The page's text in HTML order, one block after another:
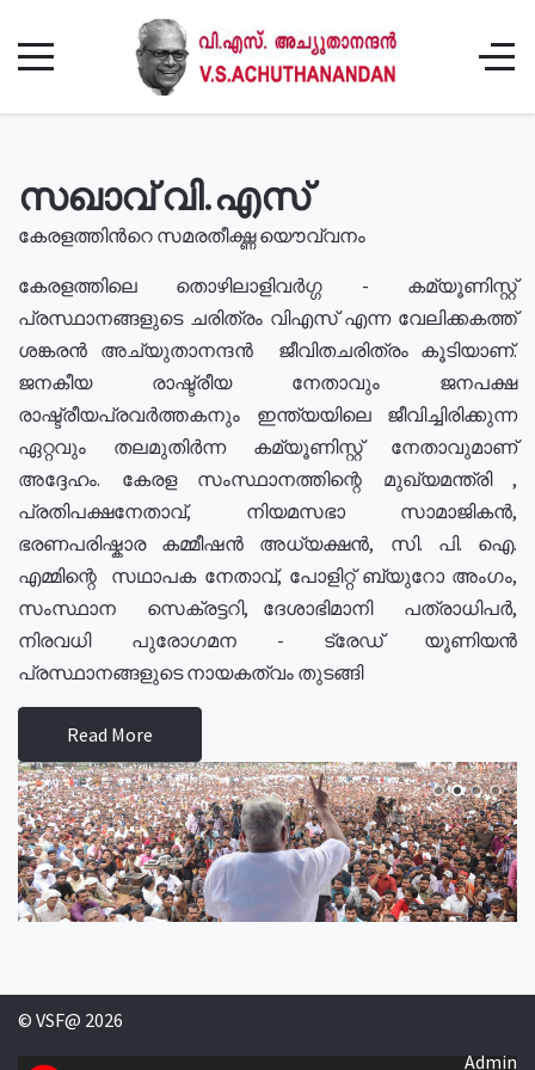
സഖാവ് വി.എസ്
കേരളത്തിൻറെ സമരതീക്ഷ്ണ യൌവ്വനം
കേരളത്തിലെ തൊഴിലാളിവർഗ്ഗ - കമ്യൂണിസ്റ്റ്
പ്രസ്ഥാനങ്ങളുടെ ചരിത്രം വിഎസ് എന്ന വേലിക്കകത്ത്
ശങ്കരൻ അച്യുതാനന്ദൻ ജീവിതചരിത്രം കൂടിയാണ്.
ജനകീയ രാഷ്ട്രീയ നേതാവും ജനപക്ഷ
രാഷ്ട്രീയപ്രവർത്തകനും ഇന്ത്യയിലെ ജീവിച്ചിരിക്കുന്ന
ഏറ്റവും തലമുതിർന്ന കമ്യൂണിസ്റ്റ് നേതാവുമാണ്
അദ്ദേഹം. കേരള സംസ്ഥാനത്തിന്റെ മുഖ്യമന്ത്രി ,
പ്രതിപക്ഷനേതാവ്, നിയമസഭാ സാമാജികൻ,
ഭരണപരിഷ്കാര കമ്മീഷൻ അധ്യക്ഷൻ, സി. പി. ഐ.
എമ്മിന്റെ സഥാപക നേതാവ്, പോളിറ്റ് ബ്യുറോ അംഗം,
സംസ്ഥാന സെക്രട്ടറി, ദേശാഭിമാനി പത്രാധിപർ,
നിരവധി പുരോഗമന - ട്രേഡ് യൂണിയൻ
പ്രസ്ഥാനങ്ങളുടെ നായകത്വം തുടങ്ങി
Read More
© VSF@ 2026
Admin